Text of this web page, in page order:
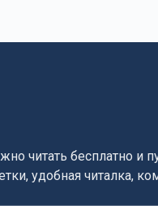
читать бесплатно и
удобная читалка,